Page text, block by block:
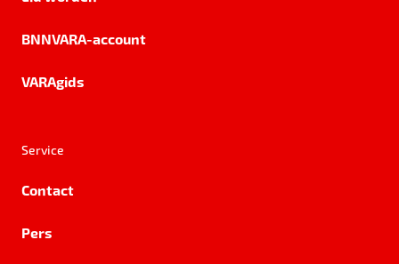
BNNVARA-account
VARAgids
Service
Contact
Pers